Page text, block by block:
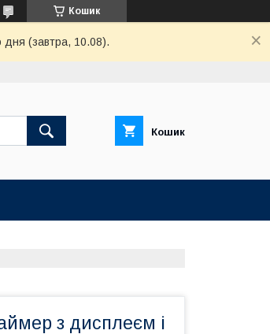
Кошик
дня (завтра, 10.08).
Кошик
з дисплеєм і